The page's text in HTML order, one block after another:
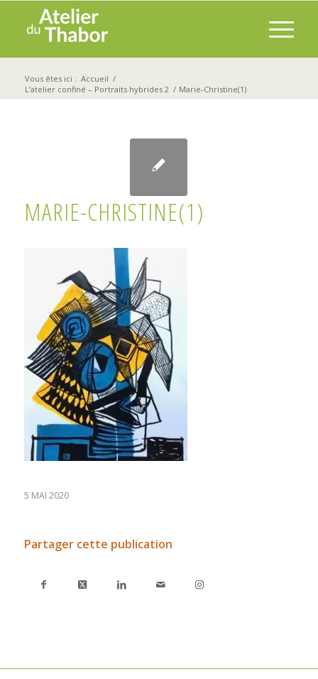
Vous êtes ici : Accueil /
L’atelier confiné – Portraits hybrides 2 / Marie-Christine(1)
MARIE-CHRISTINE(1)
5 MAI 2020
Partager cette publication